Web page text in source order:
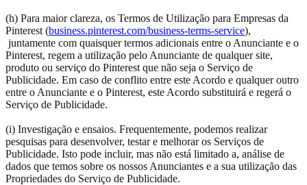
(h) Para maior clareza, os Termos de Utilização para Empresas da
Pinterest (business.pinterest.com/business-terms-service),
juntamente com quaisquer termos adicionais entre o Anunciante e o
Pinterest, regem a utilização pelo Anunciante de qualquer site,
produto ou serviço do Pinterest que não seja o Serviço de
Publicidade. Em caso de conflito entre este Acordo e qualquer outro
entre o Anunciante e o Pinterest, este Acordo substituirá e regerá o
Serviço de Publicidade.
(i) Investigação e ensaios. Frequentemente, podemos realizar
pesquisas para desenvolver, testar e melhorar os Serviços de
Publicidade. Isto pode incluir, mas não está limitado a, análise de
dados que temos sobre os nossos Anunciantes e a sua utilização das
Propriedades do Serviço de Publicidade.